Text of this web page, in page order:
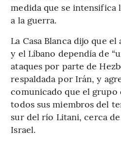
medida que se
a la guerra.
La Casa Blanca dijo que
y el Líbano dependía de
ataques por parte de
respaldada por Irán, y
comunicado que el grupo
todos sus miembros del
sur del río Litani, cerca
Israel.